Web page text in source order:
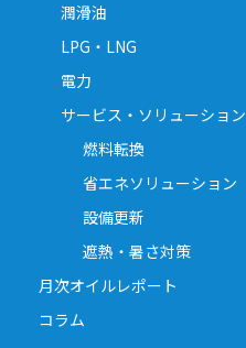
潤滑油
LPG・LNG
電力
サービス・ソリューション
燃料転換
省エネソリューション
設備更新
遮熱・暑さ対策
月次オイルレポート
コラム